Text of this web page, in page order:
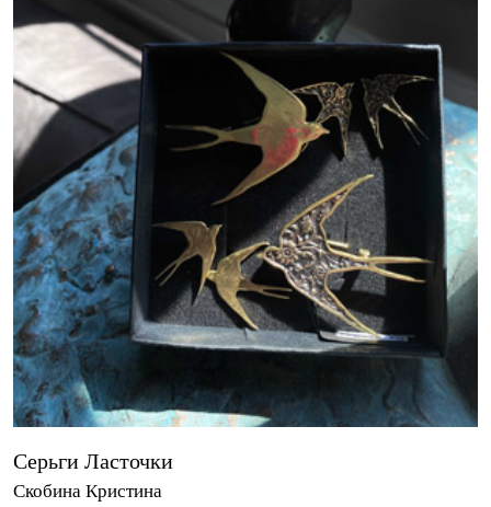
Серьги Ласточки
Скобина Кристина